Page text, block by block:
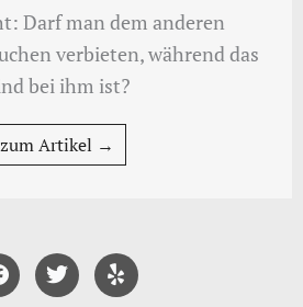
Darf man dem anderen
verbieten, während das
bei ihm ist?
zum Artikel →
T
w
Y
e